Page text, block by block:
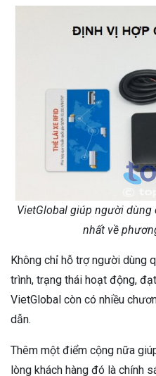
VietGlobal giúp người
nhất về
Không chỉ hỗ trợ người dùng
trình, trạng thái hoạt động,
VietGlobal còn có nhiều
dẫn.
Thêm một điểm cộng nữa
lòng khách hàng đó là chính